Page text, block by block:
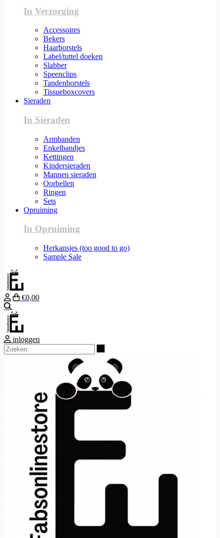
In Verzorging
Accessoires
Bekers
Haarborstels
Label/tuttel doeken
Slabber
Speenclips
Tandenborstels
Tissueboxcovers
Sieraden
In Sieraden
Armbanden
Enkelbandjes
Kettingen
Kindersieraden
Mannen sieraden
Oorbellen
Ringen
Sets
Opruiming
In Opruiming
Herkansjes (too good to go)
Sample Sale
€0,00
inloggen